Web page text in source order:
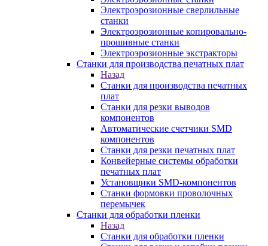
Электроэрозионные сверлильные
станки
Электроэрозионные копировально-
прошивные станки
Электроэрозионные экстракторы
Станки для производства печатных плат
Назад
Станки для производства печатных
плат
Станки для резки выводов
компонентов
Автоматические счетчики SMD
компонентов
Станки для резки печатных плат
Конвейерные системы обработки
печатных плат
Установщики SMD-компонентов
Станки формовки проволочных
перемычек
Станки для обработки пленки
Назад
Станки для обработки пленки